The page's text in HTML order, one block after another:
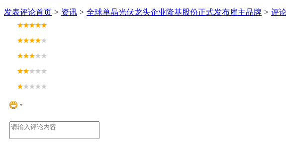
发表评论首页 > 资讯 > 全球单晶光伏龙头企业隆基股份正式发布雇主品牌 > 评